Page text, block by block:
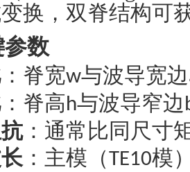
换，双脊结构可
参数
：脊宽w与波导宽边
：脊高h与波导窄边
：通常比同尺寸
：主模（TE10模